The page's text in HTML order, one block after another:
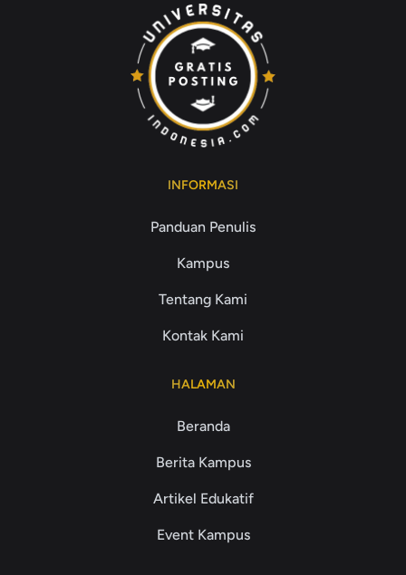
INFORMASI
Panduan Penulis
Kampus
Tentang Kami
Kontak Kami
HALAMAN
Beranda
Berita Kampus
Artikel Edukatif
Event Kampus